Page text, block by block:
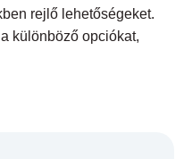
rejlő lehetőségeket.
különböző opciókat,